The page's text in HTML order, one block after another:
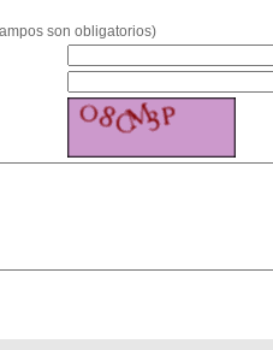
son obligatorios)